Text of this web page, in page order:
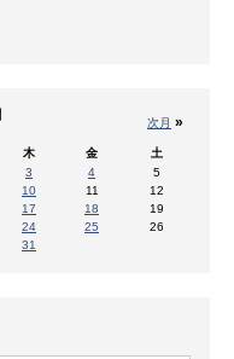
次月 »
木 金
土
3 4
5
10 11
12
17 18
19
24 25
26
31